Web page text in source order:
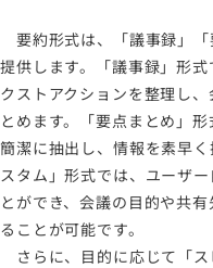
要約形式は、「議事録」
提供します。「議事録」形
クストアクションを整理し
とめます。「要点まとめ」
簡潔に抽出し、情報を素早
スタム」形式では、ユーザ
とができ、会議の目的や共
ることが可能です。
さらに、目的に応じて「